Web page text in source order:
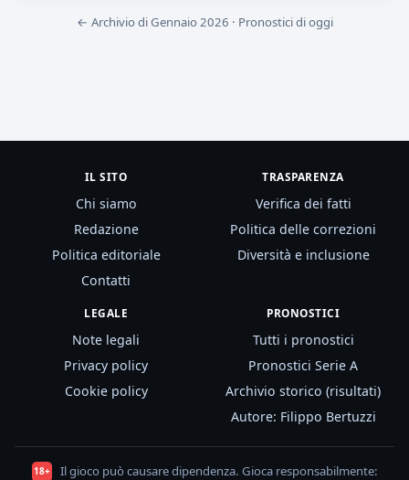
← Archivio di Gennaio 2026 · Pronostici di oggi
IL SITO
Chi siamo
Redazione
Politica editoriale
Contatti
TRASPARENZA
Verifica dei fatti
Politica delle correzioni
Diversità e inclusione
LEGALE
Note legali
Privacy policy
Cookie policy
PRONOSTICI
Tutti i pronostici
Pronostici Serie A
Archivio storico (risultati)
Autore: Filippo Bertuzzi
18+ Il gioco può causare dipendenza. Gioca responsabilmente: